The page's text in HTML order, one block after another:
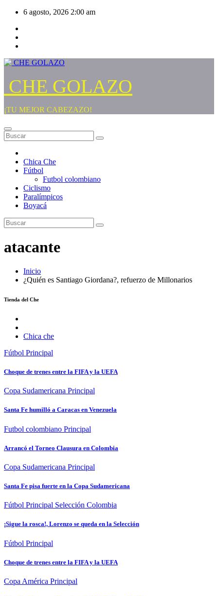
Saltar
contenido
6 agosto, 2026 2:00 am
CHE GOLAZO
¡TU MEJOR CABEZAZO!
Chica Che
Fútbol
Futbol colombiano
Ciclismo
Paralímpicos
Boyacá
atacante
Inicio
¿Quién es Santiago Giordana?, refuerzo de Millonarios
Tienda del Che
Chica che
Fútbol Principal
Choque de trenes entre la FIFA y la UEFA
Copa Sudamericana Principal
Santa Fe humilló a Caracas en Venezuela
Futbol colombiano Principal
Arrancó el Torneo Clausura en Colombia
Copa Sudamericana Principal
Santa Fe pisa fuerte en la Copa Sudamericana
Fútbol Principal Selección Colombia
¡Sigue la rosca!, Lorenzo se queda en la Selección
Fútbol Principal
Choque de trenes entre la FIFA y la UEFA
Copa América Principal